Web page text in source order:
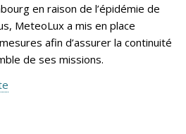
en raison de l’épidémie de
MeteoLux a mis en place
afin d’assurer la continuité
de ses missions.